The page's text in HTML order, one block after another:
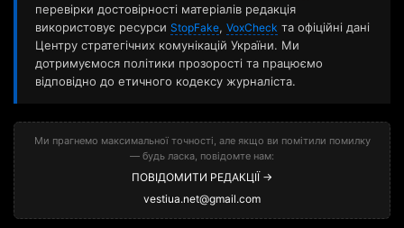
перевірки достовірності матеріалів редакція
використовує ресурси StopFake, VoxCheck та офіційні дані
Центру стратегічних комунікацій України. Ми
дотримуємося політики прозорості та працюємо
відповідно до етичного кодексу журналіста.
Ми прагнемо максимальної точності, але якщо ви помітили помилку
— будь ласка, повідомте нам:
ПОВІДОМИТИ РЕДАКЦІЇ →
vestiua.net@gmail.com